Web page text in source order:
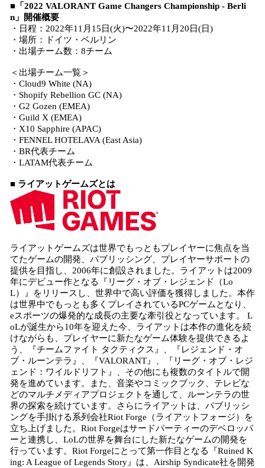
■「2022 VALORANT Game Changers Championship - Berli
n」開催概要
・日程：2022年11月15日(火)〜2022年11月20日(日)
・場所：ドイツ・ベルリン
・出場チーム数：8チーム
＜出場チーム一覧＞
・Cloud9 White (NA)
・Shopify Rebellion GC (NA)
・G2 Gozen (EMEA)
・Guild X (EMEA)
・X10 Sapphire (APAC)
・FENNEL HOTELAVA (East Asia)
・BR代表チーム
・LATAM代表チーム
■ ライアットゲームズとは
ライアットゲームズは世界でもっともプレイヤーに焦点を当
てたゲームの開発、パブリッシング、プレイヤーサポートの
提供を目指し、2006年に創設されました。ライアットは2009
年にデビュー作となる『リーグ・オブ・レジェンド（Lo
L）』をリリースし、世界中で高い評価を獲得しました。本作
は世界中でもっとも多くプレイされているPCゲームとなり、
eスポーツの爆発的な成長の主要な牽引役となっています。 L
oLが誕生から10年を迎えた今、ライアットは本作の進化を続
けながらも、プレイヤーに新たなゲーム体験を提供できるよ
う、『チームファイト タクティクス』、『レジェンド・オ
ブ・ルーンテラ』、『VALORANT』、『リーグ・オブ・レジ
ェンド：ワイルドリフト』、その他にも複数のタイトルで開
発を進めています。また、音楽やコミックブック、テレビな
どのマルチメディアプロジェクトを通して、ルーンテラの世
界の探索を続けています。さらにライアットは、パブリッシ
ングを手掛ける系列会社Riot Forge（ライアットフォージ）を
立ち上げました。Riot Forgeはサードパーティーのデベロッパ
ーと連携し、LoLの世界を舞台にした新たなゲームの開発を
行っています。Riot Forgeにとって第一作目となる『Ruined K
ing: A League of Legends Story』は、Airship Syndicate社を開発